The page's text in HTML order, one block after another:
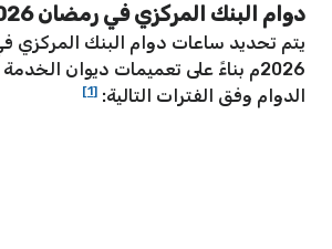
دوام البنك المركزي في رمضان 2026 الكويت
يتم تحديد ساعات دوام البنك المركزي
2026م بناءً على تعميمات ديوان
الدوام وفق الفترات التالية: [1]